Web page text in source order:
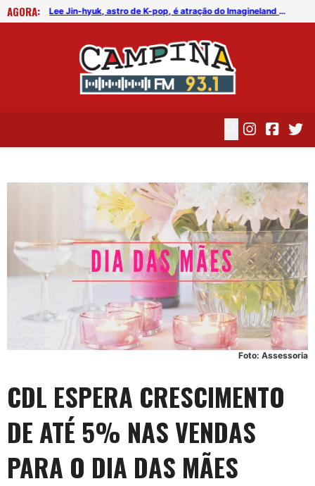
AGORA:
FICG trará Diogo Nogueira, Othon Bastos, Kell Smith e Antônio Nóbrega Lee Jin-hyuk, astro de K-pop, é atração do Imagineland On The Road 2026
Foto: Assessoria
CDL ESPERA CRESCIMENTO
DE ATÉ 5% NAS VENDAS
PARA O DIA DAS MÃES